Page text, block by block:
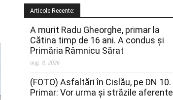
Articole Recente:
A murit Radu Gheorghe, primar la
Cătina timp de 16 ani. A condus și
Primăria Râmnicu Sărat
aug. 8, 2026
(FOTO) Asfaltări în Cislău, pe DN 10.
Primar: Vor urma și străzile aferente